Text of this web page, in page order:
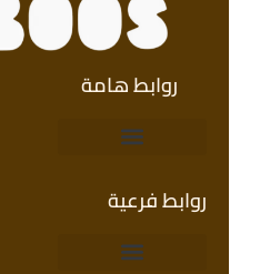
روابط هامة
روابط فرعية